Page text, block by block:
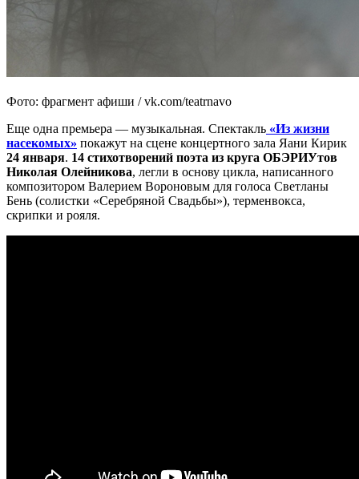
Фото: фрагмент афиши / vk.com/teatrnavo
Еще одна премьера — музыкальная. Спектакль «Из жизни
насекомых» покажут на сцене концертного зала Яани Кирик
24 января. 14 стихотворений поэта из круга ОБЭРИУтов
Николая Олейникова, легли в основу цикла, написанного
композитором Валерием Вороновым для голоса Светланы
Бень (солистки «Серебряной Свадьбы»), терменвокса,
скрипки и рояля.